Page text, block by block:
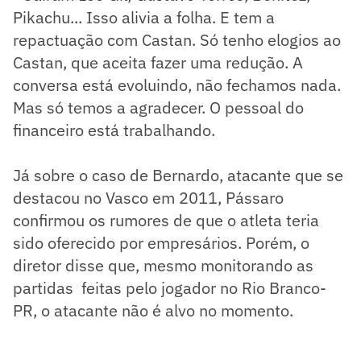
Pikachu... Isso alivia a folha. E tem a
repactuação com Castan. Só tenho elogios ao
Castan, que aceita fazer uma redução. A
conversa está evoluindo, não fechamos nada.
Mas só temos a agradecer. O pessoal do
financeiro está trabalhando.
Já sobre o caso de Bernardo, atacante que se
destacou no Vasco em 2011, Pássaro
confirmou os rumores de que o atleta teria
sido oferecido por empresários. Porém, o
diretor disse que, mesmo monitorando as
partidas feitas pelo jogador no Rio Branco-
PR, o atacante não é alvo no momento.